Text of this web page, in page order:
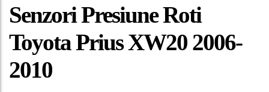
Senzori Presiune Roti
Toyota Prius XW20 2006-
2010